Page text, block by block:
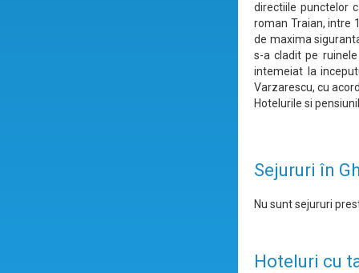
directiile punctelor
roman Traian, intre
de maxima
s-a cladit pe
intemeiat la
Varzarescu, cu
Hotelurile si
Sejururi în
Nu sunt sejururi
Hoteluri cu